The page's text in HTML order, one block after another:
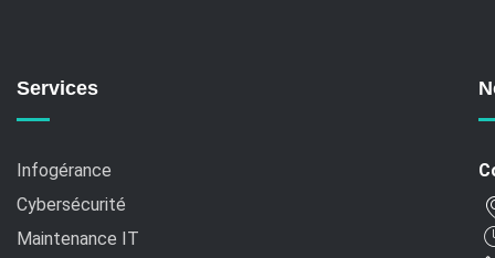
Services
Infogérance
Cybersécurité
Maintenance IT